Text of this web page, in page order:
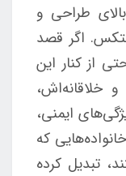
بالای طراحی و
اگر قصد
از کنار این
خلاقانه‌اش،
ایمنی،
که
تبدیل کرده